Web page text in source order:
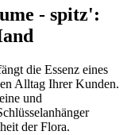
- spitz':
die Essenz eines
Alltag Ihrer Kunden.
und
der Flora.